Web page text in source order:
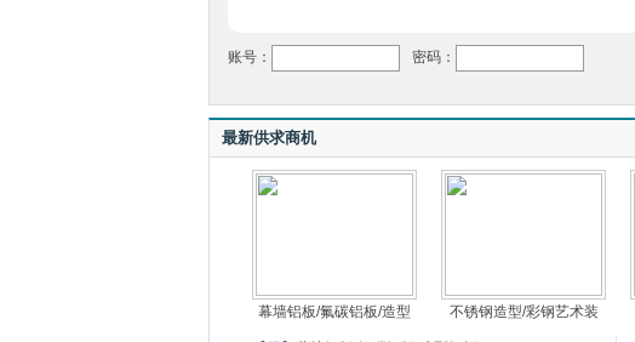
账号： 密码：
最新供求商机
幕墙铝板/氟碳铝板/造型 不锈钢造型/彩钢艺术装